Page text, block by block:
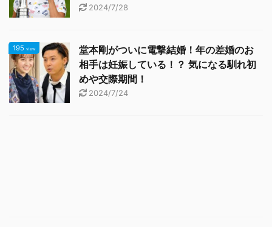
2024/7/28
195 view
堂本剛がついに電撃結婚！年の差婚のお
相手は妊娠している！？ 気になる馴れ初
めや交際期間！
2024/7/24